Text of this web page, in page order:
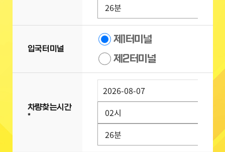
입국터미널
제1터미널
제2터미널
차량찾는시간
*